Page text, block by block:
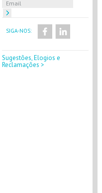
SIGA-NOS:
Sugestões, Elogios e
Reclamações >